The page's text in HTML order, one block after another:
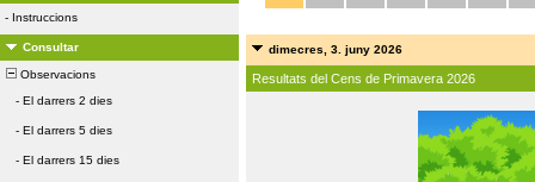
- Instruccions
Consultar
Observacions
- El darrers 2 dies
- El darrers 5 dies
- El darrers 15 dies
dimecres, 3. juny 2026
Resultats del Cens de Primavera 2026